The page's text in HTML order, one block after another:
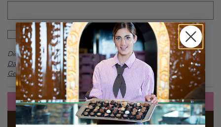
Passwort anzeigen
Dieses Formular ist durch reCAPTCHA geschützt -Google
Datenschutzbestimmungenund
Allgemeine
Geschäftsbedingungen
Anmelden
Passwort vergessen?